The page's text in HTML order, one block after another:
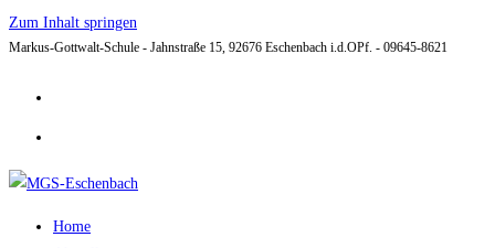
Zum Inhalt springen
Markus-Gottwalt-Schule - Jahnstraße 15, 92676 Eschenbach i.d.OPf. - 09645-8621
Home